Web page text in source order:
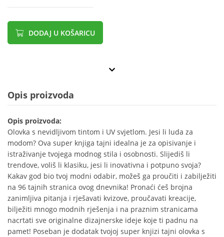
DODAJ U KOŠARICU
Opis proizvoda
Opis proizvoda:
Olovka s nevidljivom tintom i UV svjetlom. Jesi li luda za
modom? Ova super knjiga tajni idealna je za opisivanje i
istraživanje tvojega modnog stila i osobnosti. Slijediš li
trendove, voliš li klasiku, jesi li inovativna i potpuno svoja?
Kakav god bio tvoj modni odabir, možeš ga proučiti i zabilježiti
na 96 tajnih stranica ovog dnevnika! Pronaći ćeš brojna
zanimljiva pitanja i rješavati kvizove, proučavati kreacije,
bilježiti mnogo modnih rješenja i na praznim stranicama
nacrtati sve originalne dizajnerske ideje koje ti padnu na
pamet! Poseban je dodatak tvojoj super knjizi tajni olovka s